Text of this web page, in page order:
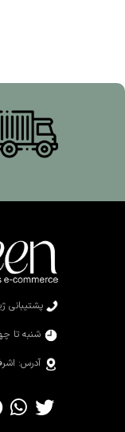
پشتیبانی ژین‌بیوتی:
شنبه تا چهارشنبه از
آدرس: